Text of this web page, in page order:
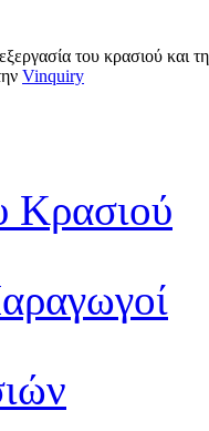
του κρασιού και
Vinquiry
Κρασιού